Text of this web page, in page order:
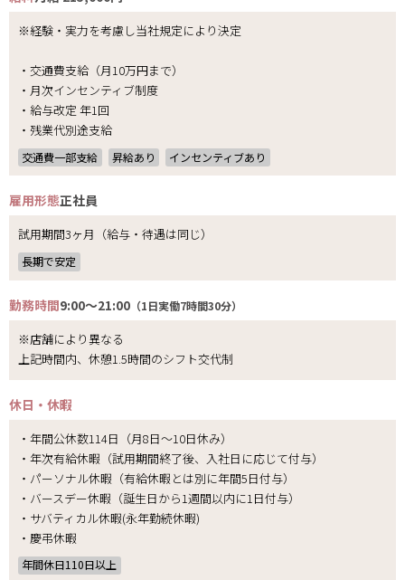
※経験・実力を考慮し当社規定により決定
・交通費支給（月10万円まで）
・月次インセンティブ制度
・給与改定 年1回
・残業代別途支給
交通費一部支給 昇給あり インセンティブあり
雇用形態正社員
試用期間3ヶ月（給与・待遇は同じ）
長期で安定
勤務時間9:00～21:00 （1日実働7時間30分）
※店舗により異なる
上記時間内、休憩1.5時間のシフト交代制
休日・休暇
・年間公休数114日（月8日～10日休み）
・年次有給休暇（試用期間終了後、入社日に応じて付与）
・パーソナル休暇（有給休暇とは別に年間5日付与）
・バースデー休暇（誕生日から1週間以内に1日付与）
・サバティカル休暇(永年勤続休暇)
・慶弔休暇
年間休日110日以上